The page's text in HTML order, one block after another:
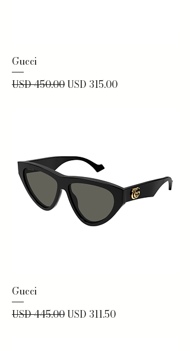
Gucci
Precio
USD 450.00Precio de oferta
USD 315.00
Gucci
Precio
USD 445.00Precio de oferta
USD 311.50